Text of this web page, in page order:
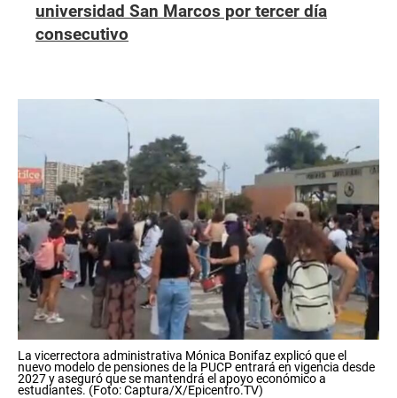
universidad San Marcos por tercer día
consecutivo
La vicerrectora administrativa Mónica Bonifaz explicó que el
nuevo modelo de pensiones de la PUCP entrará en vigencia desde
2027 y aseguró que se mantendrá el apoyo económico a
estudiantes. (Foto: Captura/X/Epicentro.TV)